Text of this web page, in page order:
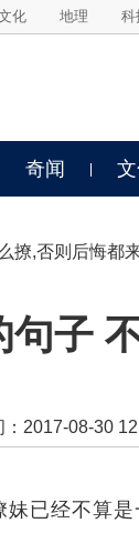
化 地理 科
奇闻
撩,否则后悔都
子
2017-08-30
经不算是